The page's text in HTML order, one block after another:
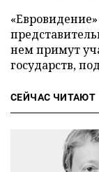
нем примут
государств,
СЕЙЧАС ЧИТАЮТ